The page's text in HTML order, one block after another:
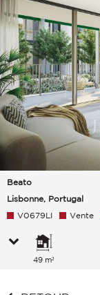
Beato
Lisbonne, Portugal
V0679LI Vente
49 m²